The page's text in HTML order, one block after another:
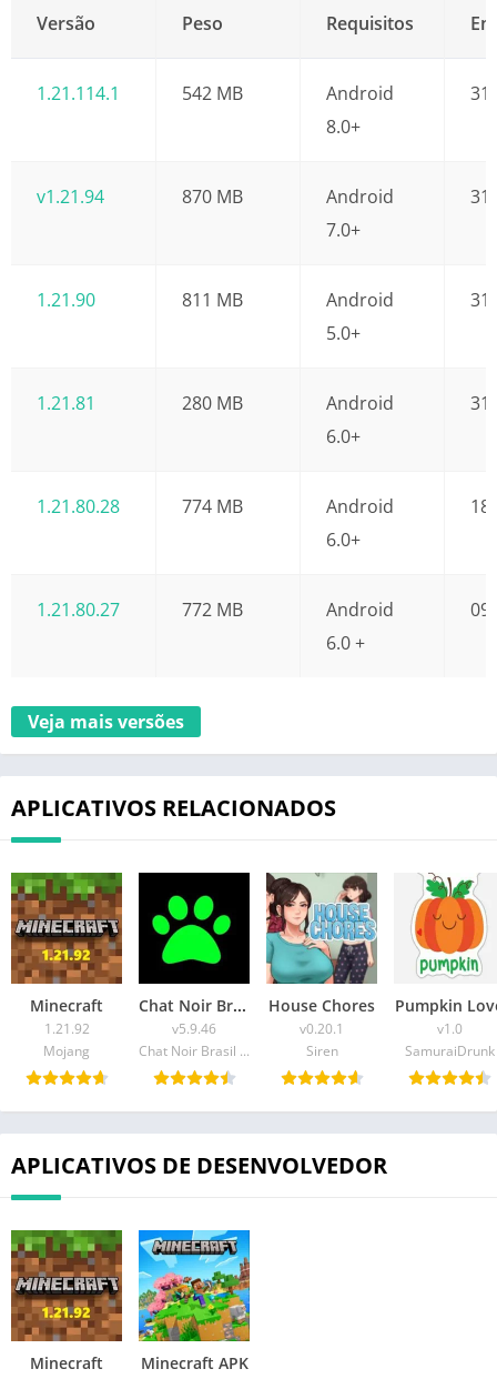
Versão Peso Requisitos
1.21.114.1 542 MB
Android
8.0+
v1.21.94 870 MB
Android
7.0+
1.21.90 811 MB
Android
5.0+
1.21.81 280 MB
Android
6.0+
1.21.80.28 774 MB
Android
6.0+
1.21.80.27 772 MB
Android
6.0 +
Veja mais versões
APLICATIVOS RELACIONADOS
Minecraft
1.21.92
Mojang
Chat Noir Brasil APK
v5.9.46
Chat Noir Brasil INC
House Chores
v0.20.1
Siren
Pumpkin
v1.0
SamuraiDrunk
APLICATIVOS DE DESENVOLVEDOR
Minecraft Minecraft APK